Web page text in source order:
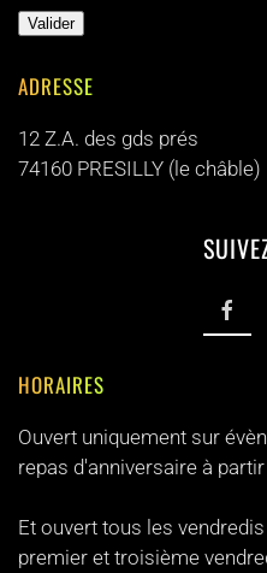
ADRESSE
12 Z.A. des gds prés
74160 PRESILLY (le châble)
HORAIRES
Ouvert uniquement sur
repas d'anniversaire à
Et ouvert tous les
premier et troisième